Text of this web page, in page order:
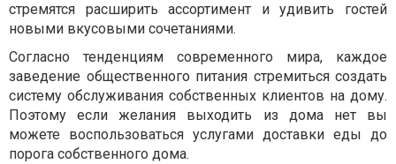
стремятся расширить ассортимент и удивить гостей
новыми вкусовыми сочетаниями.
Согласно тенденциям современного мира, каждое
заведение общественного питания стремиться создать
систему обслуживания собственных клиентов на дому.
Поэтому если желания выходить из дома нет вы
можете воспользоваться услугами доставки еды до
порога собственного дома.